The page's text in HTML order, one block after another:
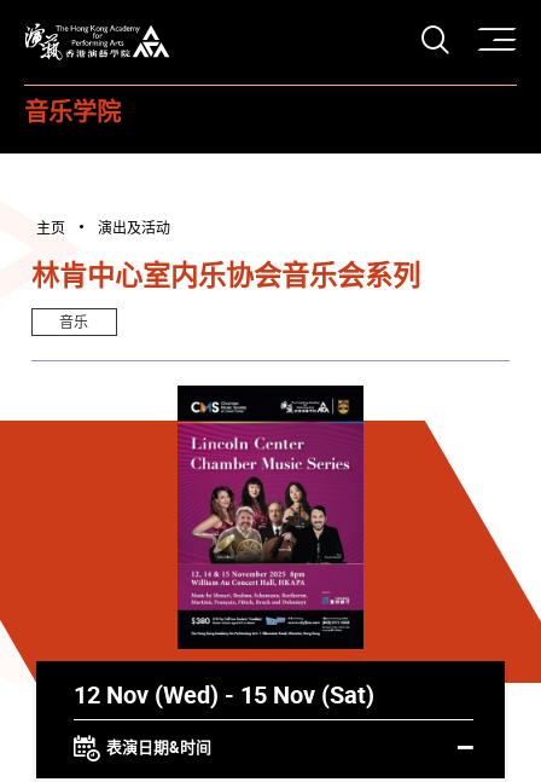
打开
音乐学院
主页 演出及活动
林肯中心室内乐协会音乐会系列
音乐
12 Nov (Wed) - 15 Nov (Sat)
表演日期&时间